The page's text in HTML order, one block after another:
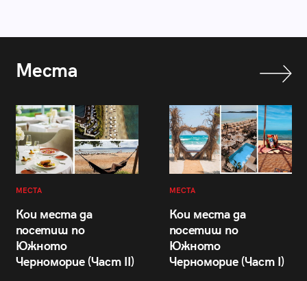
Места
МЕСТА
Кои места да
посетиш по
Южното
Черноморие (Част II)
МЕСТА
Кои места да
посетиш по
Южното
Черноморие (Част I)